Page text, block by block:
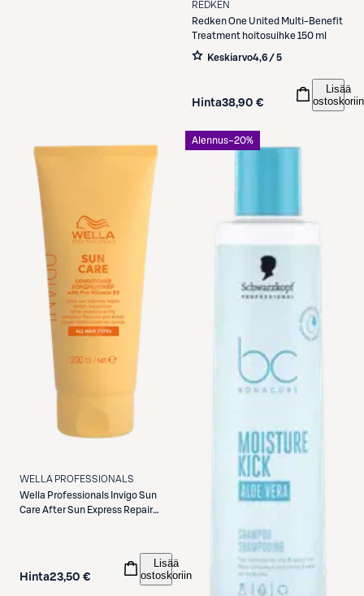
REDKEN
RedkenOne United Multi-Benefit
Treatment hoitosuihke 150 ml
Keskiarvo4,6 / 5
Hinta38,90 €
Lisää
ostoskoriin
WELLA PROFESSIONALS
Wella Professionals Invigo Sun
Care After Sun Express Repair
Hinta23,50 €
Lisää
ostoskoriin
Alennus−20%